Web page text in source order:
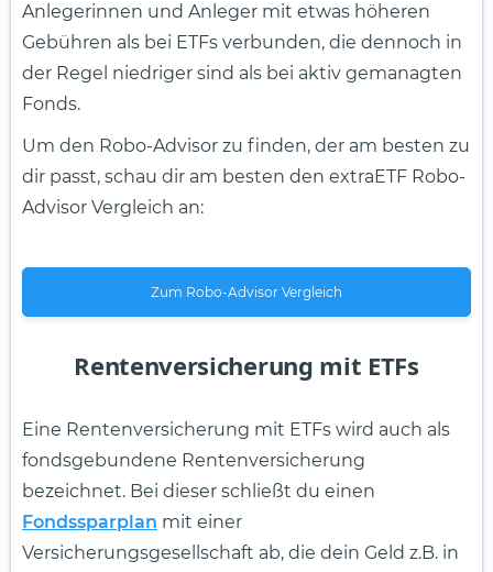
Anlegerinnen und Anleger mit etwas höheren
Gebühren als bei ETFs verbunden, die dennoch in
der Regel niedriger sind als bei aktiv gemanagten
Fonds.
Um den Robo-Advisor zu finden, der am besten zu
dir passt, schau dir am besten den extraETF Robo-
Advisor Vergleich an:
Zum Robo-Advisor Vergleich
Rentenversicherung mit ETFs
Eine Rentenversicherung mit ETFs wird auch als
fondsgebundene Rentenversicherung
bezeichnet. Bei dieser schließt du einen
Fondssparplan mit einer
Versicherungsgesellschaft ab, die dein Geld z.B. in